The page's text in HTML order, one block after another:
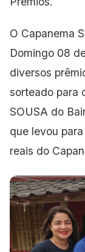
O Capanema
Domingo 08
diversos
sorteado para
SOUSA do
que levou
reais do